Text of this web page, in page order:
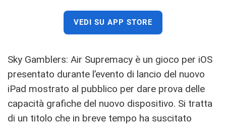
VEDI SU APP STORE
Sky Gamblers: Air Supremacy è un gioco per iOS
presentato durante l’evento di lancio del nuovo
iPad mostrato al pubblico per dare prova delle
capacità grafiche del nuovo dispositivo. Si tratta
di un titolo che in breve tempo ha suscitato